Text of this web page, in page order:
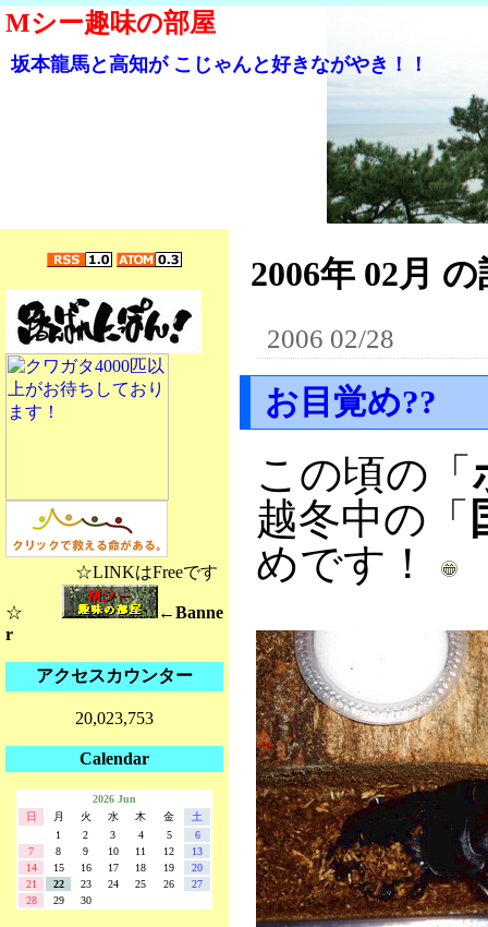
Mシー趣味の部屋
坂本龍馬と高知が こじゃんと好きながやき！！
☆LINKはFreeです
☆
←Banne
r
アクセスカウンター
20,023,753
Calendar
2026 Jun
日
月 火 水 木 金
土
1
2 3 4 5
6
7
8 9 10 11 12
13
14
15 16 17 18 19
20
21
22 23 24 25 26
27
28
29 30
2006年 02月
2006 02/28
お目覚め??
この頃の「
越冬中の「
めです！